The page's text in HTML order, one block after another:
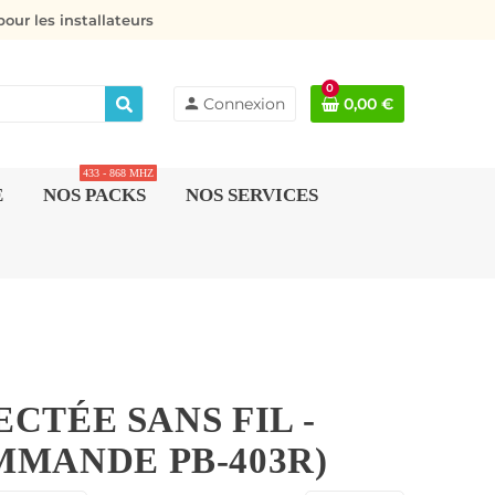
les installateurs
person Connexion
0
0,00 €
NOS PACKS
433 - 868 MHZ
NOS SERVICES
SANS FIL -
PB-403R)